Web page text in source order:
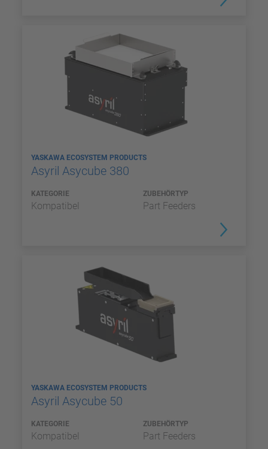
YASKAWA ECOSYSTEM PRODUCTS
Asyril Asycube 380
KATEGORIE
Kompatibel
ZUBEHÖRTYP
Part Feeders
YASKAWA ECOSYSTEM PRODUCTS
Asyril Asycube 50
KATEGORIE
Kompatibel
ZUBEHÖRTYP
Part Feeders